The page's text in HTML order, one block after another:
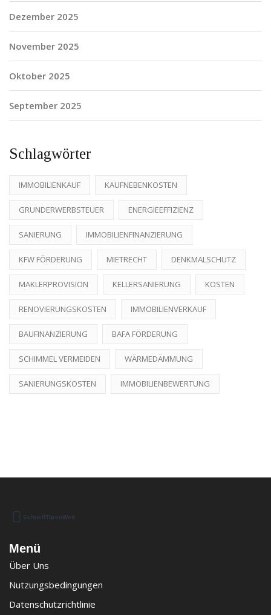
Dezember 2025
November 2025
Oktober 2025
September 2025
Schlagwörter
IMMOBILIENKAUF KAUFNEBENKOSTEN
GRUNDERWERBSTEUER ENERGIEEFFIZIENZ
SANIERUNG IMMOBILIENFINANZIERUNG
KFW FÖRDERUNG MIETRECHT DENKMALSCHUTZ
MAKLERPROVISION KELLERSANIERUNG KOSTEN
RENOVIERUNGSKOSTEN IMMOBILIENVERKAUF
BAUFINANZIERUNG BAFA FÖRDERUNG
SCHIMMEL VERMEIDEN WÄRMEDÄMMUNG
SANIERUNGSKOSTEN IMMOBILIENBEWERTUNG
Menü
Über Uns
Nutzungsbedingungen
Datenschutzrichtlinie